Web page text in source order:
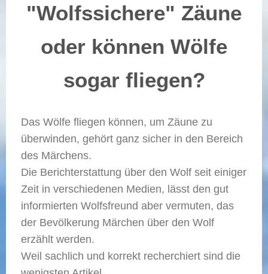
"Wolfssichere" Zäune
oder können Wölfe
sogar fliegen?
Das Wölfe fliegen können, um Zäune zu
überwinden, gehört ganz sicher in den Bereich
des Märchens.
Die Berichterstattung über den Wolf seit einiger
Zeit in verschiedenen Medien, lässt den gut
informierten Wolfsfreund aber vermuten, das
der Bevölkerung Märchen über den Wolf
erzählt werden.
Weil sachlich und korrekt recherchiert sind die